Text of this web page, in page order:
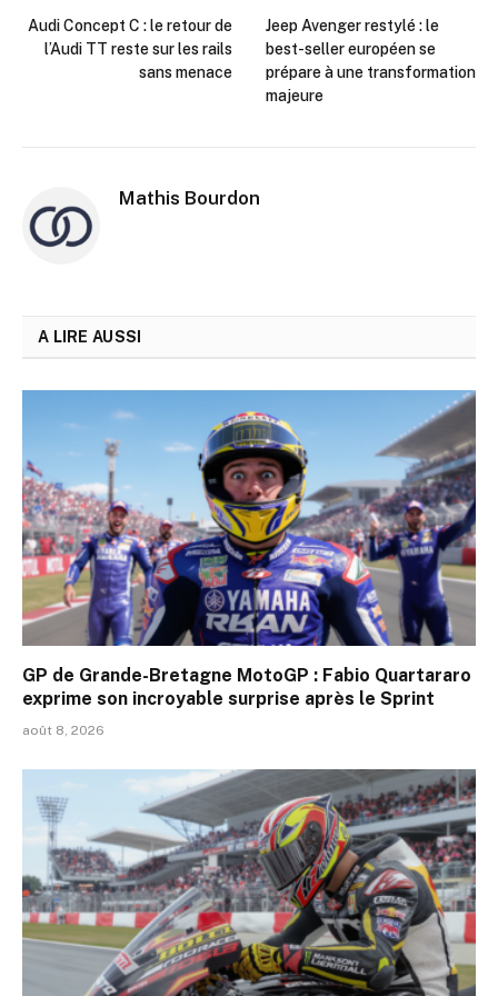
Audi Concept C : le retour de
l’Audi TT reste sur les rails
sans menace
Jeep Avenger restylé : le
best-seller européen se
prépare à une transformation
majeure
Mathis Bourdon
A LIRE AUSSI
GP de Grande-Bretagne MotoGP : Fabio Quartararo
exprime son incroyable surprise après le Sprint
août 8, 2026